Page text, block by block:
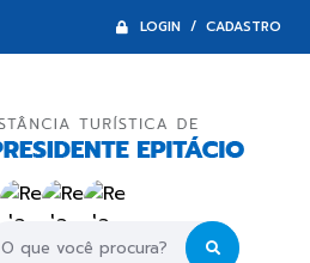
LOGIN / CADASTRO